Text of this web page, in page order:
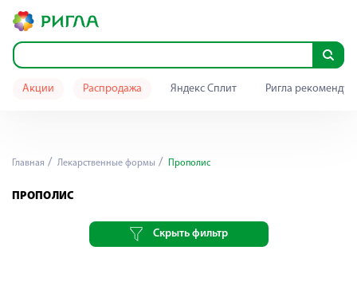
Акции Распродажа Яндекс Сплит Ригла
Главная Лекарственные формы Прополис
ПРОПОЛИС
Скрыть фильтр